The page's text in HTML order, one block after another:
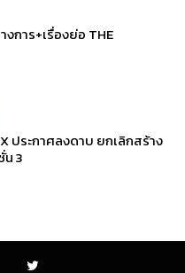
การ+เรื่องย่อ THE
ประกาศลงดาบ ยกเลิกสร้าง
น 3